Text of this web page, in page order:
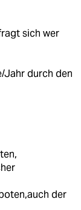
sich wer
Jahr durch den
der